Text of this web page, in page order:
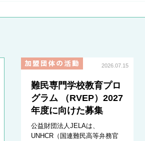
2026.07.15
難民専門学校教育プロ
グラム （RVEP）2027
年度に向けた募集
公益財団法人JELAは、
UNHCR（国連難民高等弁務官